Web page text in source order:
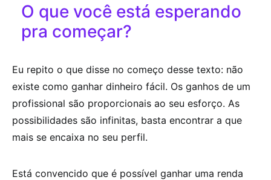
O que você está esperando
pra começar?
Eu repito o que disse no começo desse texto: não
existe como ganhar dinheiro fácil. Os ganhos de um
profissional são proporcionais ao seu esforço. As
possibilidades são infinitas, basta encontrar a que
mais se encaixa no seu perfil.
Está convencido que é possível ganhar uma renda